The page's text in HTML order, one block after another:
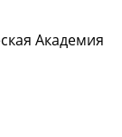
Академия